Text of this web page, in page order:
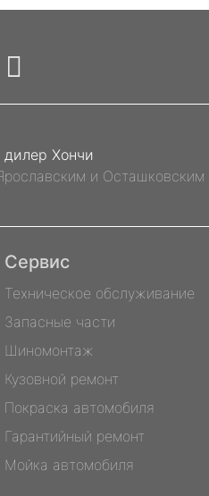
Хончи
и
Сервис
Техническое обслуживание
Запасные части
Шиномонтаж
Кузовной ремонт
Покраска автомобиля
Гарантийный ремонт
Мойка автомобиля